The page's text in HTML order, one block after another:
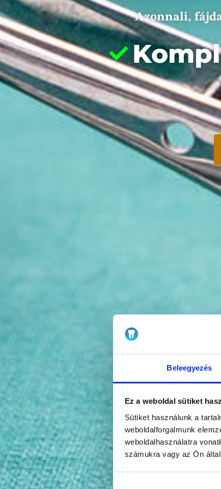
Beleegyezés
Ez a weboldal sütiket
Sütiket használunk a
weboldalforgalmunk
weboldalhasználatra
számukra vagy az Ön
Azonnali,